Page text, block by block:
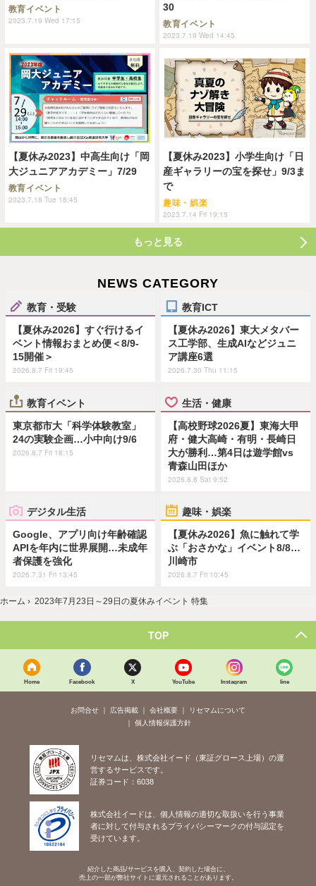
教育イベント
2023.7.19 Wed 17:15
30
教育イベント
2023.7.19 Wed 14:45
【夏休み2023】中高生向け「岡
大ジュニアアカデミー」7/29
教育イベント
2023.7.18 Tue 18:45
【夏休み2023】小学生向け「日
産ギャラリーの宝を探せ」9/3ま
で
趣味・娯楽
2023.7.14 Fri 19:15
もっと見る
NEWS CATEGORY
教育・受験
【夏休み2026】すぐ行けるイ
ベント情報おまとめ便＜8/9-
15開催＞
2026.8.7 Fri 19:45
教育ICT
【夏休み2026】東大メタバー
ス工学部、生成AIなどジュニ
ア講座6選
2026.7.30 Thu 11:15
教育イベント
東京都市大「科学体験教室」
24の実験企画…小中向け9/6
2026.8.7 Fri 18:15
生活・健康
【高校野球2026夏】東海大甲
府・健大高崎・有明・長崎日
大が勝利…第4日は遊学館vs
青森山田ほか
2026.8.8 Sat 9:52
デジタル生活
Google、アプリ向け年齢確認
APIを年内に世界展開…未成年
者保護を強化
2026.7.31 Fri 13:45
趣味・娯楽
【夏休み2026】魚に触れて学
ぶ「おさかな」イベント8/8…
川崎市
2026.8.7 Fri 10:45
ホーム › 2023年7月23日～29日の夏休みイベント 特集
TOP
Home Facebook X YouTube Instagram line
お問合せ 広告掲載 会社概要
リセマムについて
個人情報保護方針
リセマムは、株式会社イード（東証グロース上場）の運
営するサービスです。
証券コード：6038
株式会社イードは、個人情報の適切な取扱いを行う事業
者に対して付与されるプライバシーマークの付与認定を
受けています。
紹介した商品/サービスを購入、契約した場合に、
売上の一部が弊社サイトに還元されることがあります。